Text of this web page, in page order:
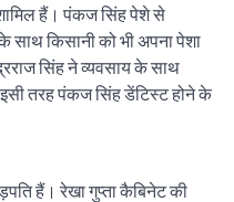
हैं। पंकज सिंह पेशे से
साथ किसानी को भी अपना पेशा
सिंह ने व्यवसाय के साथ
तरह पंकज सिंह डेंटिस्ट होने के
हैं। रेखा गुप्ता कैबिनेट की